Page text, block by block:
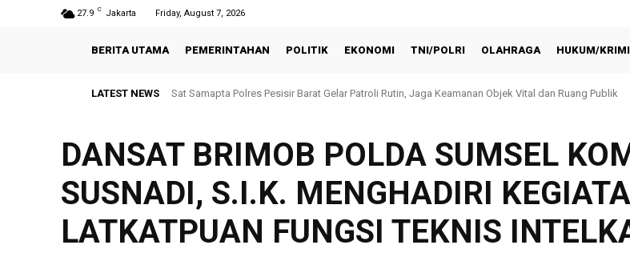
27.9 C Jakarta Friday, August 7, 2026
BERITA UTAMA PEMERINTAHAN POLITIK EKONOMI TNI/POLRI OLAHRAGA HUKUM/
LATEST NEWS Sat Samapta Polres Pesisir Barat Gelar Patroli Rutin, Jaga Keamanan Objek Vital dan Ruang Publik
DANSAT BRIMOB POLDA SUMSEL
SUSNADI, S.I.K. MENGHADIRI
LATKATPUAN FUNGSI TEKNIS